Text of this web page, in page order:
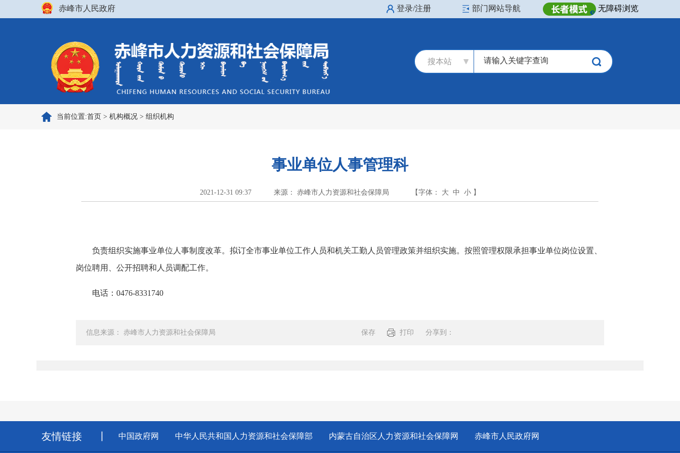
赤峰市人民政府 登录/注册 部门网站导航 无障碍浏览
搜本站
当前位置:首页 > 机构概况 > 组织机构
事业单位人事管理科
2021-12-31 09:37 来源： 赤峰市人力资源和社会保障局 【字体： 大 中 小 】
负责组织实施事业单位人事制度改革。拟订全市事业单位工作人员和机关工勤人员管理政策并组织实施。按照管理权限承担事业单位岗位设置、
岗位聘用、公开招聘和人员调配工作。
电话：0476-8331740
信息来源： 赤峰市人力资源和社会保障局 保存 打印 分享到：
友情链接 中国政府网 中华人民共和国人力资源和社会保障部 内蒙古自治区人力资源和社会保障网 赤峰市人民政府网